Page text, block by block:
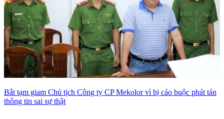
Bắt tạm giam Chủ tịch Công ty CP Mekolor vì bị cáo buộc phát tán
thông tin sai sự thật